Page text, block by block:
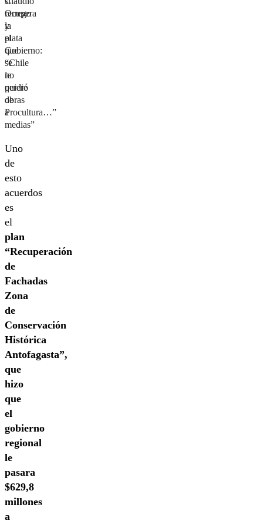
Orrego
y
el
Gobierno:
“Chile
no
quiere
obras
a
medias”
recupera
la
plata
que
se
le
perdió
de
Procultura…”
Uno
de
esto
acuerdos
es
el
plan
“Recuperación
de
Fachadas
Zona
de
Conservación
Histórica
Antofagasta”,
que
hizo
que
el
gobierno
regional
le
pasara
$629,8
millones
a